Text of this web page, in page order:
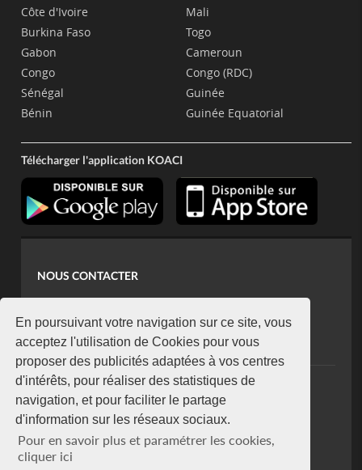
En poursuivant votre navigation sur ce site, vous
acceptez l'utilisation de Cookies pour vous
proposer des publicités adaptées à vos centres
d'intérêts, pour réaliser des statistiques de
navigation, et pour faciliter le partage
d'information sur les réseaux sociaux.
Pour en savoir plus et paramétrer les cookies,
cliquer ici
Côte d'Ivoire
Burkina Faso
Gabon
Congo
Sénégal
Bénin
Mali
Togo
Cameroun
Congo (RDC)
Guinée
Guinée Equatorial
Télécharger l'application KOACI
NOUS CONTACTER
koaci@yahoo.fr
+225 07 08 85 52 93
NEWSLETTER
Restez connecté via notre newsletter
S'abonner
Se désabonner